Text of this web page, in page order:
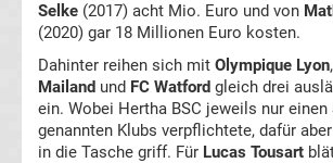
League
Erg.
Conference
Selke (2017) acht Mio. Euro und von
(2020) gar 18 Millionen Euro kosten.
Dahinter reihen sich mit Olympique Lyon
Mailand und FC Watford gleich drei
ein. Wobei Hertha BSC jeweils nur einen
genannten Klubs verpflichtete, dafür
in die Tasche griff. Für Lucas Tousart